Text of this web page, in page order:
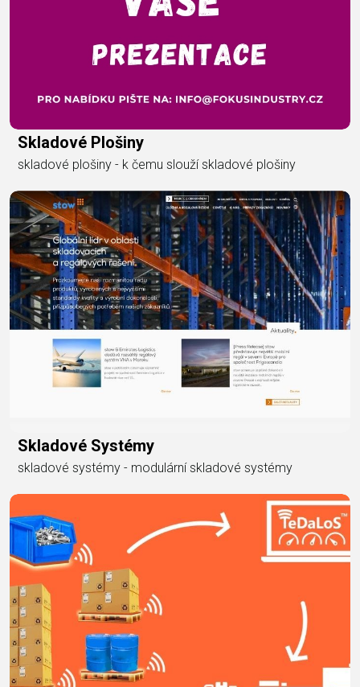
Skladové Plošiny
skladové plošiny - k čemu slouží skladové plošiny
Skladové Systémy
skladové systémy - modulární skladové systémy